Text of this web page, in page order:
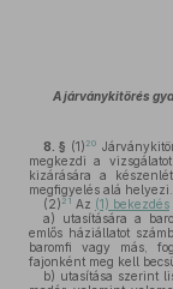
A járványkitörés
8. § (1) 20
megkezdi a
kizárására a
megfigyelés alá helyezi.
(2) 21 Az (1) bekezdés
a) utasítására a
emlős háziállatot
baromfi vagy más,
fajonként meg kell
b) utasítása szerint